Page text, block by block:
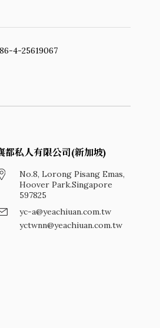
4-25619067
都私人有限公司(新加坡)
No.8, Lorong Pisang Emas,
Hoover Park.Singapore
597825
yc-a@yeachiuan.com.tw
yctwnn@yeachiuan.com.tw